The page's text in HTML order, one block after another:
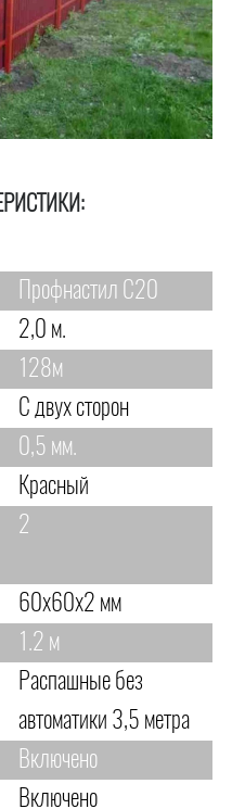
Профнастил С20
2,0 м.
128м
С двух сторон
0,5 мм.
Красный
2
60х60х2 мм
1.2 м
Распашные без
автоматики 3,5 метра
Включено
Включено